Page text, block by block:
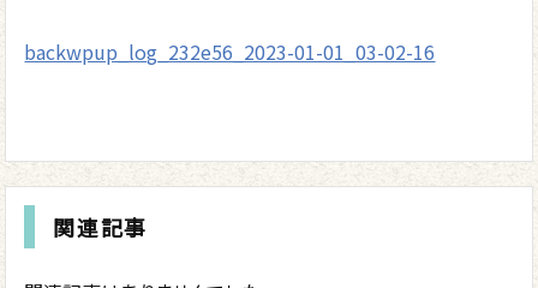
backwpup_log_232e56_2023-01-01_03-02-16
関連記事